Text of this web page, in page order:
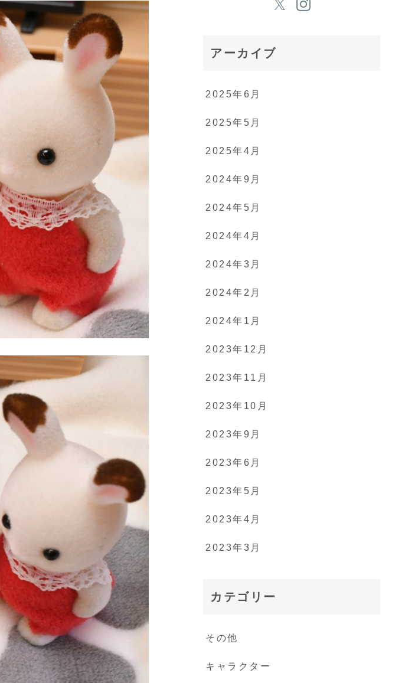
アーカイブ
2025年6月
2025年5月
2025年4月
2024年9月
2024年5月
2024年4月
2024年3月
2024年2月
2024年1月
2023年12月
2023年11月
2023年10月
2023年9月
2023年6月
2023年5月
2023年4月
2023年3月
カテゴリー
その他
キャラクター